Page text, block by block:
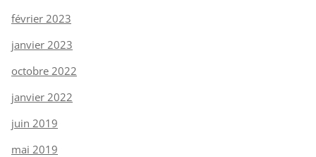
février 2023
janvier 2023
octobre 2022
janvier 2022
juin 2019
mai 2019